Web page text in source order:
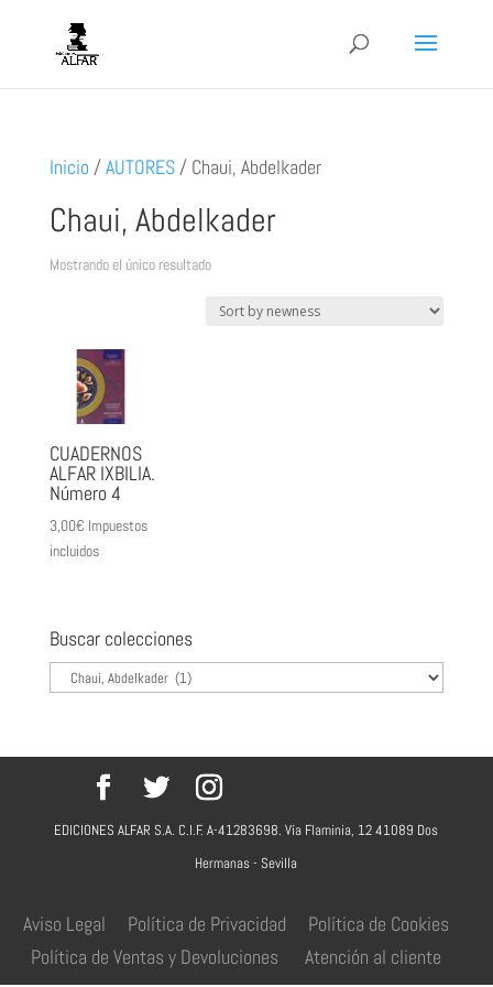
Inicio /AUTORES/ Chaui, Abdelkader
Chaui, Abdelkader
Mostrando el único resultado
CUADERNOS
ALFAR IXBILIA.
Número 4
3,00€ Impuestos
incluidos
Buscar colecciones
EDICIONES ALFAR S.A. C.I.F. A-41283698. Vía Flaminia, 12 41089 Dos
Hermanas - Sevilla
Aviso Legal Política de Privacidad
Política de Cookies
Política de Ventas y Devoluciones
Atención al cliente